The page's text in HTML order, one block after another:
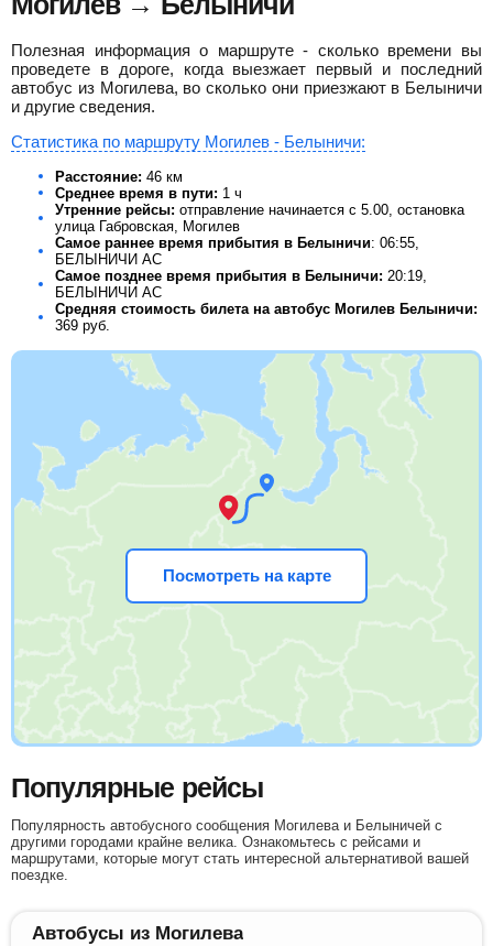
Полезная информация о маршруте - сколько времени вы
проведете в дороге, когда выезжает первый и последний
автобус из Могилева, во сколько они приезжают в Белыничи
и другие сведения.
Статистика по маршруту Могилев - Белыничи:
Расстояние: 46 км
Среднее время в пути: 1 ч
Утренние рейсы: отправление начинается с 5.00, остановка
улица Габровская, Могилев
Самое раннее время прибытия в Белыничи: 06:55,
БЕЛЫНИЧИ АС
Самое позднее время прибытия в Белыничи: 20:19,
БЕЛЫНИЧИ АС
Средняя стоимость билета на автобус Могилев Белыничи:
369 руб.
Посмотреть на карте
Популярные рейсы
Популярность автобусного сообщения Могилева и Белыничей с
другими городами крайне велика. Ознакомьтесь с рейсами и
маршрутами, которые могут стать интересной альтернативой вашей
поездке.
Автобусы из Могилева